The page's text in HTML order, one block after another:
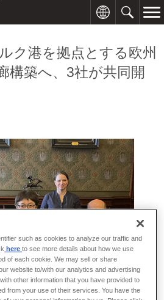
ク港を拠点とする欧州
構築へ、3社が共同開
such as cookies to analyze our traffic and
hereto see more details about how we use
of each cookie. We may sell or share
website to/with our analytics and advertising
other information that you have provided to
from your use of their services. You have the